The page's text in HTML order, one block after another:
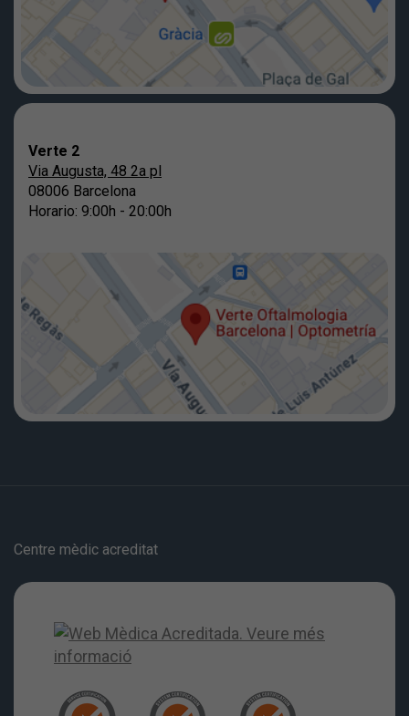
Verte 2
Via Augusta, 48 2a pl
08006 Barcelona
Horario: 9:00h - 20:00h
Centre mèdic acreditat